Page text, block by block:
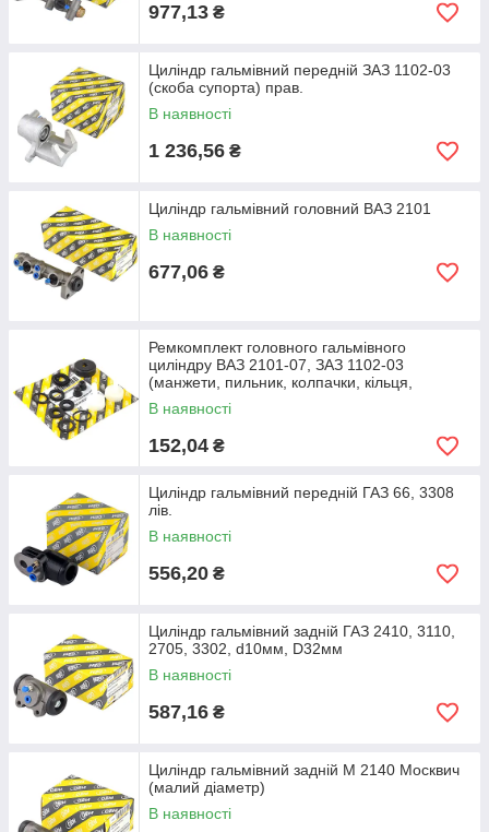
977,13 ₴
Циліндр гальмівний передній ЗАЗ 1102-03
(скоба супорта) прав.
В наявності
1 236,56 ₴
Циліндр гальмівний головний ВАЗ 2101
В наявності
677,06 ₴
Ремкомплект головного гальмівного
циліндру ВАЗ 2101-07, ЗАЗ 1102-03
(манжети, пильник, колпачки, кільця,
штуцера)
В наявності
152,04 ₴
Циліндр гальмівний передній ГАЗ 66, 3308
лів.
В наявності
556,20 ₴
Циліндр гальмівний задній ГАЗ 2410, 3110,
2705, 3302, d10мм, D32мм
В наявності
587,16 ₴
Циліндр гальмівний задній М 2140 Москвич
(малий діаметр)
В наявності